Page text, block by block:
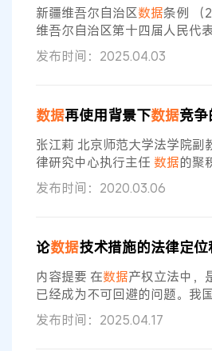
成为限制数据权益行使的理由
法
新疆维吾尔自治区数据条例 （
维吾尔自治区第十四届人民代
十九次会议通过） 目录 第一章
础设施 第三章数据 资源 第四章
理，促进数据资源有序流通和
益，保障 数据安全，推进数字
发布时间：2025.04.03
数据再使用背景下数据竞
张江莉 北京师范大学法学院副
律研究中心执行主任 数据的聚
使用是大 数据产业的基本环节
据，在先的 数据企业搜集、整
三方主体：数据源（用户），
据 再使用企业。 不可否认的是
数据的搜集、整理和呈现付出
发布时间：2020.03.06
论数据技术措施的法律定
内容提要 在数据产权立法中，
已经成为不可回避的问题。我
（修订草案征求意见稿）》第
措施的概念，但仍存在法律定
发布时间：2025.04.17